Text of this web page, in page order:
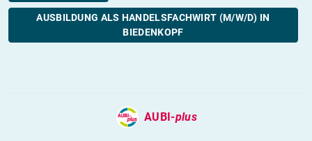
AUSBILDUNG ALS HANDELSFACHWIRT (M/W/D) IN
BIEDENKOPF
AUBI-plus